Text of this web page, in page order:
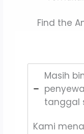
Find the
Masih
tanggal
Kami